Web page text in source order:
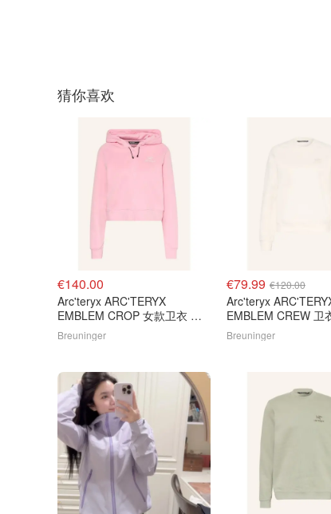
猜你喜欢
€140.00
Arc'teryx ARC'TERYX
EMBLEM CROP 女款卫衣 粉
色
Breuninger
€79.99 €120.00
Arc'teryx
EMBLEM CREW 卫
Breuninger